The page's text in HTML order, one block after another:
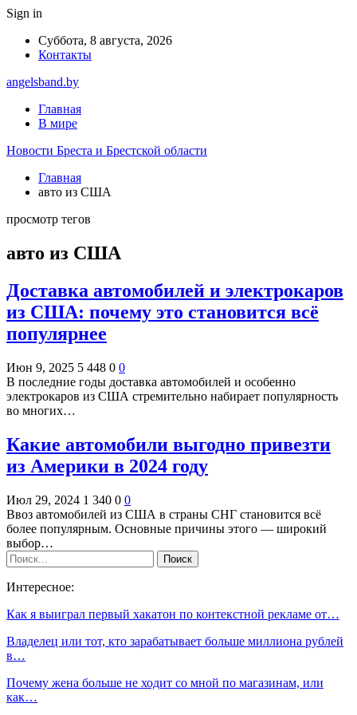
Sign in
Суббота, 8 августа, 2026
Контакты
angelsband.by
Главная
В мире
Новости Бреста и Брестской области
Главная
авто из США
просмотр тегов
авто из США
Доставка автомобилей и электрокаров
из США: почему это становится всё
популярнее
Июн 9, 2025 5 448 0 0
В последние годы доставка автомобилей и особенно
электрокаров из США стремительно набирает популярность
во многих…
Какие автомобили выгодно привезти
из Америки в 2024 году
Июл 29, 2024 1 340 0 0
Ввоз автомобилей из США в страны СНГ становится всё
более популярным. Основные причины этого — широкий
выбор…
Интересное:
Как я выиграл первый хакатон по контекстной рекламе от…
Владелец или тот, кто зарабатывает больше миллиона рублей
в…
Почему жена больше не ходит со мной по магазинам, или
как…